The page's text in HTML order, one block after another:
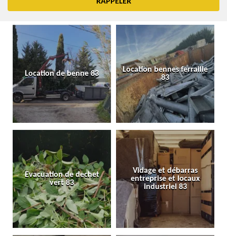
Location de benne 83
Location bennes ferraille
83
Evacuation de dechet
vert 83
Vidage et débarras
entreprise et locaux
industriel 83